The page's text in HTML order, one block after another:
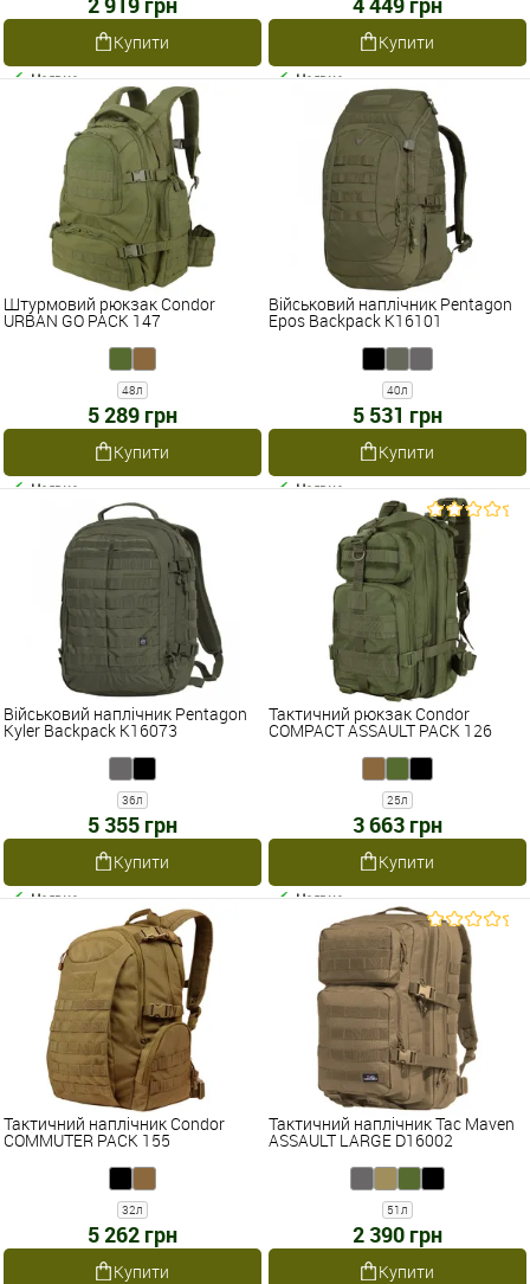
Купити
Наявне
Купити
Наявне
Штурмовий рюкзак Condor
URBAN GO PACK 147
48л
5 289 грн
Купити
Наявне
Військовий наплічник Pentagon
Epos Backpack K16101
40л
5 531 грн
Купити
Наявне
Військовий наплічник Pentagon
Kyler Backpack K16073
36л
5 355 грн
Купити
Наявне
Тактичний рюкзак Condor
COMPACT ASSAULT PACK 126
25л
3 663 грн
Купити
Наявне
Тактичний наплічник Condor
COMMUTER PACK 155
32л
5 262 грн
Купити
Тактичний наплічник Tac Maven
ASSAULT LARGE D16002
51л
2 390 грн
Купити